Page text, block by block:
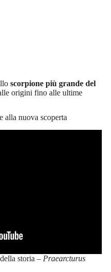
scorpione più grande del
origini fino alle ultime
alla nuova scoperta
storia – Praearcturus